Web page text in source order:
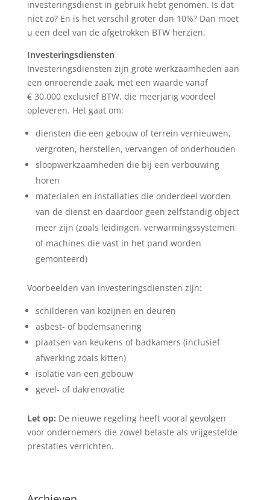
investeringsdienst in gebruik hebt genomen. Is dat
niet zo? En is het verschil groter dan 10%? Dan moet
u een deel van de afgetrokken BTW herzien.
Investeringsdiensten
Investeringsdiensten zijn grote werkzaamheden aan
een onroerende zaak, met een waarde vanaf
€ 30.000 exclusief BTW, die meerjarig voordeel
opleveren. Het gaat om:
diensten die een gebouw of terrein vernieuwen,
vergroten, herstellen, vervangen of onderhouden
sloopwerkzaamheden die bij een verbouwing
horen
materialen en installaties die onderdeel worden
van de dienst en daardoor geen zelfstandig object
meer zijn (zoals leidingen, verwarmingssystemen
of machines die vast in het pand worden
gemonteerd)
Voorbeelden van investeringsdiensten zijn:
schilderen van kozijnen en deuren
asbest- of bodemsanering
plaatsen van keukens of badkamers (inclusief
afwerking zoals kitten)
isolatie van een gebouw
gevel- of dakrenovatie
Let op: De nieuwe regeling heeft vooral gevolgen
voor ondernemers die zowel belaste als vrijgestelde
prestaties verrichten.